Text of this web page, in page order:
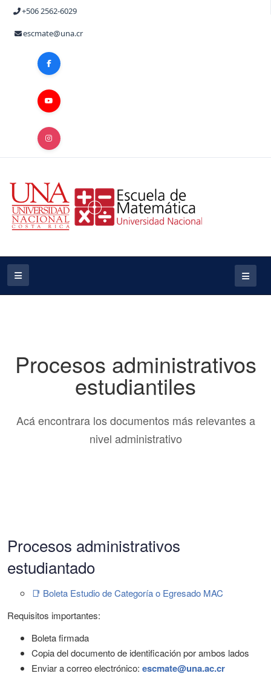
+506 2562-6029
escmate@una.cr
Procesos administrativos
estudiantiles
Acá encontrara los documentos más relevantes a
nivel administrativo
Procesos administrativos
estudiantado
📑 Boleta Estudio de Categoría o Egresado MAC
Requisitos importantes:
Boleta firmada
Copia del documento de identificación por ambos lados
Enviar a correo electrónico: escmate@una.ac.cr